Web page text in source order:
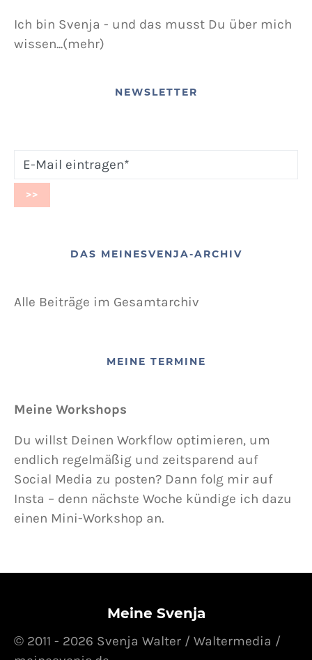
Ich bin Svenja - und das musst Du über mich
wissen...(mehr)
NEWSLETTER
DAS MEINESVENJA-ARCHIV
Alle Beiträge im Gesamtarchiv
MEINE TERMINE
Meine Workshops
Du willst Deinen Workflow optimieren, um
endlich regelmäßig und zeitsparend auf
Social Media zu posten? Dann folg mir auf
Insta – denn nächste Woche kündige ich dazu
einen Mini-Workshop an.
Meine Svenja
© 2011 - 2026 Svenja Walter / Waltermedia /